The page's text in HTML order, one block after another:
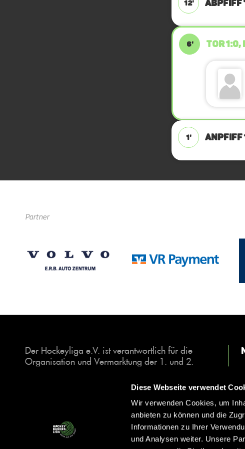
Diese Webseite verwendet
Wir verwenden Cookies, um
anbieten zu können und die
Informationen zu Ihrer
und Analysen weiter. Unsere
12'
6' TOR 1:0,
1'
Partner
Der Hockeyliga e.V. ist verantwortlich für die
Organisation und Vermarktung der 1. und 2.
Halle. Insgesamt sind über 60 Vereine unter dem
Dach der Hockeyliga organisiert, sowohl im
Herren als auch im Damen Bereich.